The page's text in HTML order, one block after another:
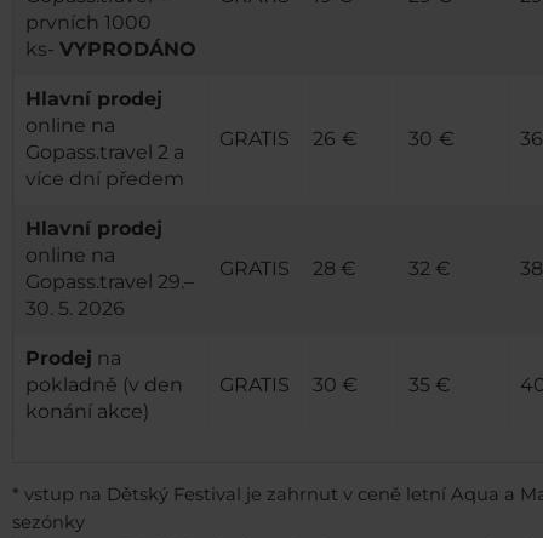
prvních 1000
ks- VYPRODÁNO
Hlavní prodej
online na
Gopass.travel 2 a
více dní předem
GRATIS 26 € 30 € 36
Hlavní prodej
online na
Gopass.travel 29.–
30. 5. 2026
GRATIS 28 € 32 €
Prodej na
pokladně (v den
konání akce)
GRATIS 30 € 35 €
* vstup na Dětský Festival je zahrnut v ceně letní Aqua a
sezónky